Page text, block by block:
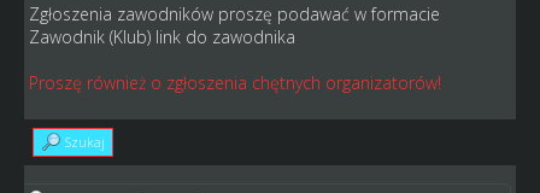
Zgłoszenia zawodników proszę podawać w formacie
Zawodnik (Klub) link do zawodnika
Proszę również o zgłoszenia chętnych organizatorów!
Szukaj